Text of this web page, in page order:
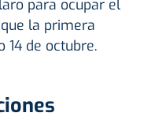
para ocupar el
la primera
de octubre.